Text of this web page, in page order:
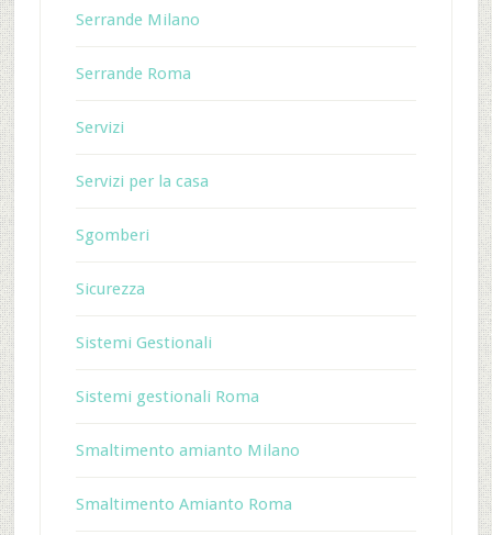
Serrande Milano
Serrande Roma
Servizi
Servizi per la casa
Sgomberi
Sicurezza
Sistemi Gestionali
Sistemi gestionali Roma
Smaltimento amianto Milano
Smaltimento Amianto Roma